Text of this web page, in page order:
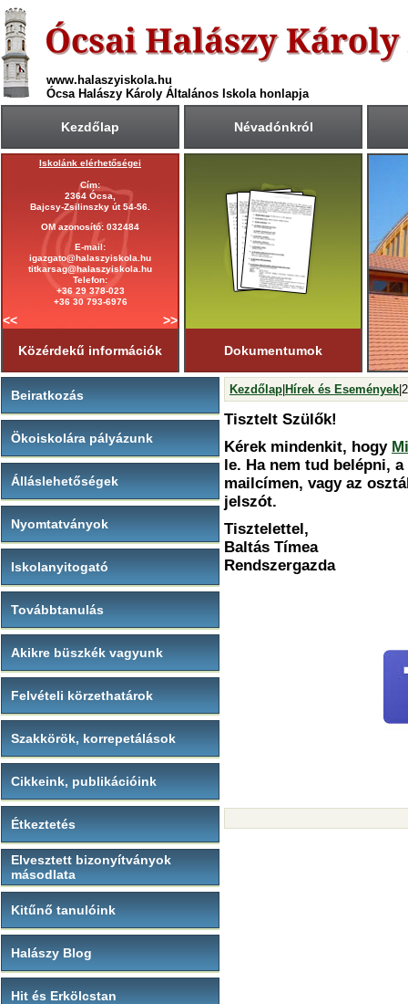
www.halaszyiskola.hu
Ócsa Halászy Károly Általános Iskola honlapja
Kezdőlap Névadónkról
Iskolánk elérhetőségei
Cím:
2364 Ócsa,
Bajcsy-Zsilinszky út 54-56.
OM azonosító: 032484
E-mail:
igazgato@halaszyiskola.hu
titkarsag@halaszyiskola.hu
Telefon:
+36 29 378-023
+36 30 793-6976
Első tanítási nap:
2025. szeptember 1. (hétfő)
Utolsó tanítási nap:
2026. június 19. (péntek)
Tanítási napok száma:
181 nap
Első félév
2026. január 23-igtart.
<< >>
Közérdekű információk Dokumentumok
Beiratkozás
Ökoiskolára pályázunk
Álláslehetőségek
Nyomtatványok
Iskolanyitogató
Továbbtanulás
Akikre büszkék vagyunk
Felvételi körzethatárok
Szakkörök, korrepetálások
Cikkeink, publikációink
Étkeztetés
Elvesztett bizonyítványok
másodlata
Kitűnő tanulóink
Halászy Blog
Hit és Erkölcstan
Kezdőlap Hírek és Események
Tisztelt Szülők!
Kérek mindenkit, hogy
le. Ha nem tud belépni,
mailcímen, vagy az
jelszót.
Tisztelettel,
Baltás Tímea
Rendszergazda